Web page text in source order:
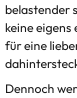
belastender
keine
für eine
Dennoch